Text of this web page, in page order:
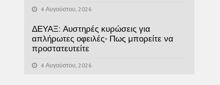
4 Αυγούστου, 2026
ΔΕΥΑΞ: Αυστηρές κυρώσεις για
απλήρωτες οφειλές- Πως μπορείτε να
προστατευτείτε
4 Αυγούστου, 2026